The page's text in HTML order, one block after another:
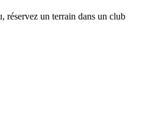
réservez un terrain dans un club